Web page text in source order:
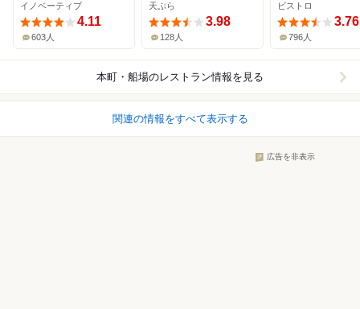
イノベーティブ
4.11
603人
天ぷら
3.98
128人
ビストロ
3.76
796人
本町・船場のレストラン情報を見る
関連の情報をすべて表示する
広告を非表示